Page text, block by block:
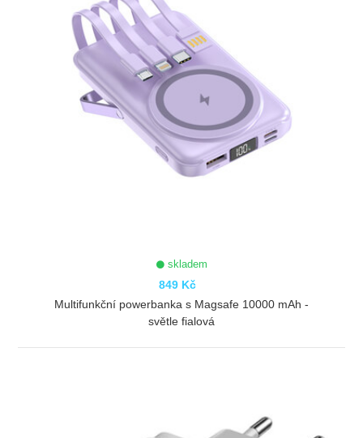
skladem
849 Kč
Multifunkční powerbanka s Magsafe 10000 mAh -
světle fialová